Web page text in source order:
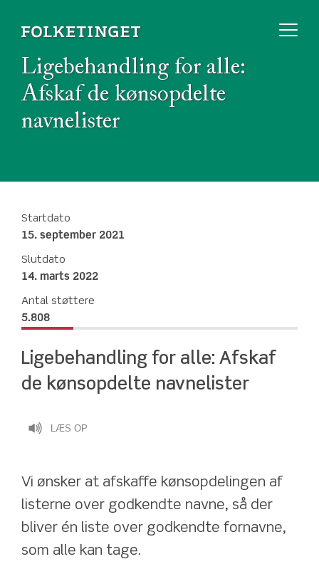
Ligebehandling for alle:
Afskaf de kønsopdelte
navnelister
Startdato
15. september 2021
Slutdato
14. marts 2022
Antal støttere
5.808
Ligebehandling for alle: Afskaf
de kønsopdelte navnelister
LÆS OP
Vi ønsker at afskaffe kønsopdelingen af
listerne over godkendte navne, så der
bliver én liste over godkendte fornavne,
som alle kan tage.